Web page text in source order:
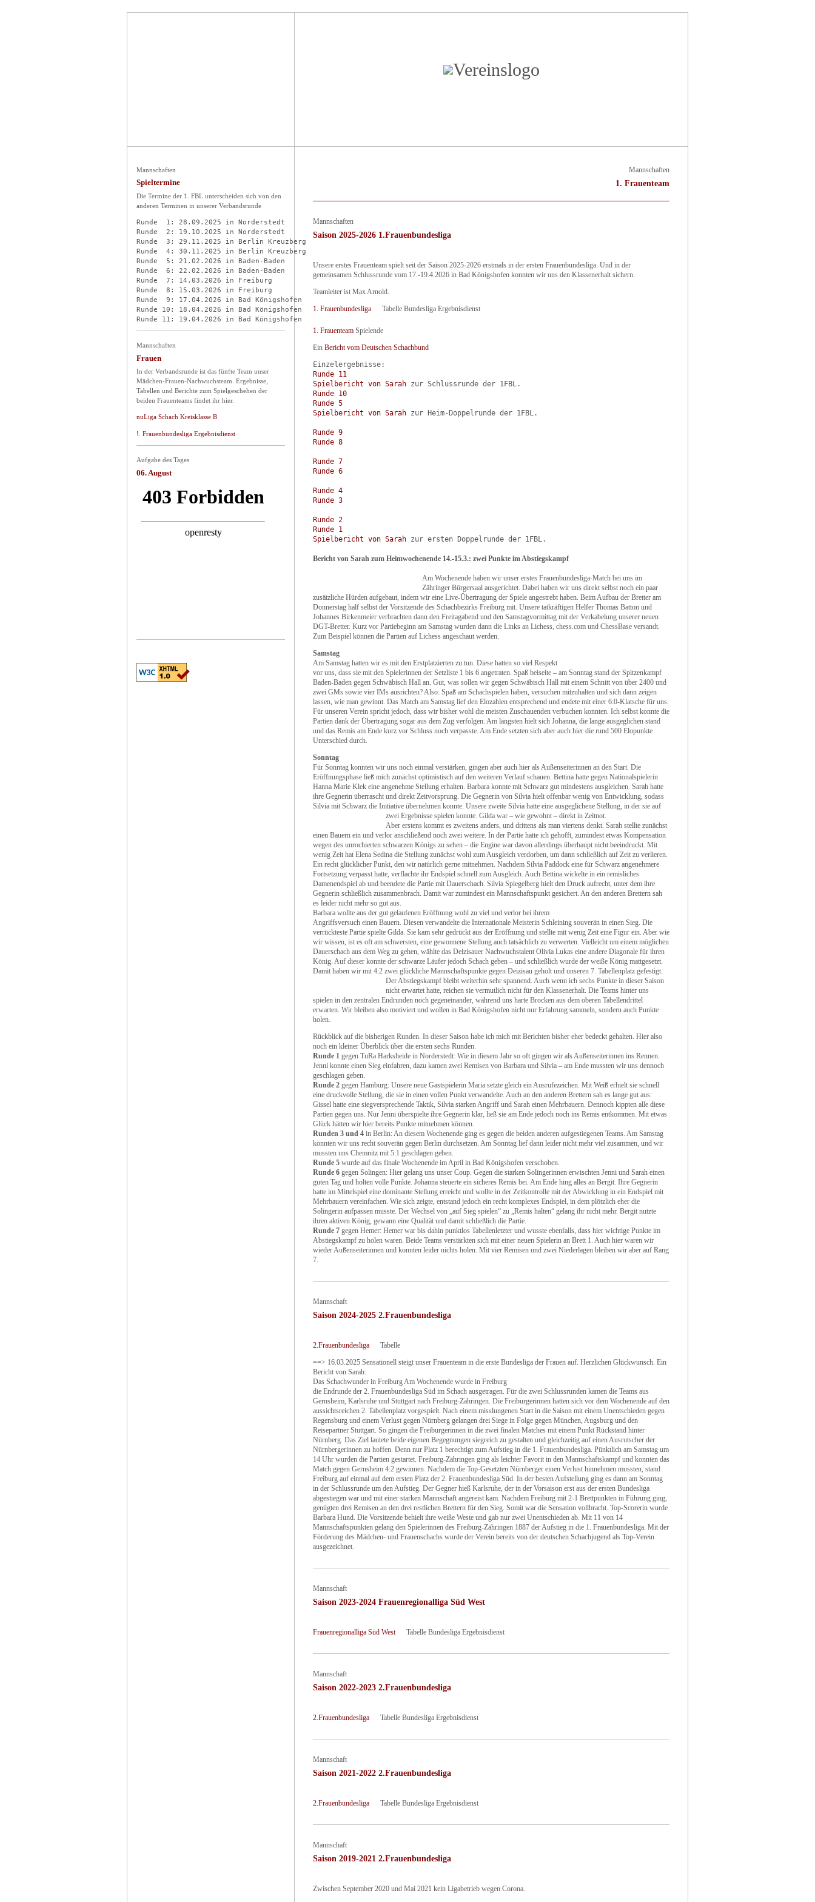
Mannschaften
Spieltermine
Die Termine der 1. FBL unterscheiden sich von den
anderen Terminen in unserer Verbandsrunde
Runde  1: 28.09.2025 in Norderstedt
Runde  2: 19.10.2025 in Norderstedt
Runde  3: 29.11.2025 in Berlin Kreuzberg
Runde  4: 30.11.2025 in Berlin Kreuzberg
Runde  5: 21.02.2026 in Baden-Baden
Runde  6: 22.02.2026 in Baden-Baden
Runde  7: 14.03.2026 in Freiburg
Runde  8: 15.03.2026 in Freiburg
Runde  9: 17.04.2026 in Bad Königshofen
Runde 10: 18.04.2026 in Bad Königshofen
Mannschaften
Frauen
In der Verbandsrunde ist das fünfte Team unser
Mädchen-Frauen-Nachwuchsteam. Ergebnisse,
Tabellen und Berichte zum Spielgeschehen der
beiden Frauenteams findet ihr hier.
nuLiga Schach Kreisklasse B
!. Frauenbundesliga Ergebnisdienst
Aufgabe des Tages
06. August
Mannschaften
1. Frauenteam
Mannschaften
Saison 2025-2026 1.Frauenbundesliga
Unsere erstes Frauenteam spielt seit der Saison 2025-2026 erstmals in der ersten Frauenbundesliga. Und in der
gemeinsamen Schlussrunde vom 17.-19.4.2026 in Bad Königshofen konnten wir uns den Klassenerhalt sichern.
Teamleiter ist Max Arnold.
1. Frauenbundesliga Tabelle Bundesliga Ergebnisdienst
1. Frauenteam Spielende
Ein Bericht vom Deutschen Schachbund
Runde 11
Spielbericht von Sarah
Runde 10
Runde 5
Spielbericht von Sarah
Runde 9
Runde 8
Runde 7
Runde 6
Runde 4
Runde 3
Runde 2
Runde 1
Spielbericht von Sarah
Bericht von Sarah zum Heimwochenende 14.-15.3.: zwei Punkte im Abstiegskampf
Am Wochenende haben wir unser erstes Frauenbundesliga-Match bei uns im
Zähringer Bürgersaal ausgerichtet. Dabei haben wir uns direkt selbst noch ein paar
zusätzliche Hürden aufgebaut, indem wir eine Live-Übertragung der Spiele angestrebt haben. Beim Aufbau der Bretter am
Donnerstag half selbst der Vorsitzende des Schachbezirks Freiburg mit. Unsere tatkräftigen Helfer Thomas Batton und
Johannes Birkenmeier verbrachten dann den Freitagabend und den Samstagvormittag mit der Verkabelung unserer neuen
DGT-Bretter. Kurz vor Partiebeginn am Samstag wurden dann die Links an Lichess, chess.com und ChessBase versandt.
Zum Beispiel können die Partien auf Lichess angeschaut werden.
Samstag
Am Samstag hatten wir es mit den Erstplatzierten zu tun. Diese hatten so viel Respekt
vor uns, dass sie mit den Spielerinnen der Setzliste 1 bis 6 angetraten. Spaß beiseite – am Sonntag stand der Spitzenkampf
Baden-Baden gegen Schwäbisch Hall an. Gut, was sollen wir gegen Schwäbisch Hall mit einem Schnitt von über 2400 und
zwei GMs sowie vier IMs ausrichten? Also: Spaß am Schachspielen haben, versuchen mitzuhalten und sich dann zeigen
lassen, wie man gewinnt. Das Match am Samstag lief den Elozahlen entsprechend und endete mit einer 6:0-Klatsche für uns.
Für unseren Verein spricht jedoch, dass wir bisher wohl die meisten Zuschauenden verbuchen konnten. Ich selbst konnte die
Partien dank der Übertragung sogar aus dem Zug verfolgen. Am längsten hielt sich Johanna, die lange ausgeglichen stand
und das Remis am Ende kurz vor Schluss noch verpasste. Am Ende setzten sich aber auch hier die rund 500 Elopunkte
Unterschied durch.
Sonntag
Für Sonntag konnten wir uns noch einmal verstärken, gingen aber auch hier als Außenseiterinnen an den Start. Die
Eröffnungsphase ließ mich zunächst optimistisch auf den weiteren Verlauf schauen. Bettina hatte gegen Nationalspielerin
Hanna Marie Klek eine angenehme Stellung erhalten. Barbara konnte mit Schwarz gut mindestens ausgleichen. Sarah hatte
ihre Gegnerin überrascht und direkt Zeitvorsprung. Die Gegnerin von Silvia hielt offenbar wenig von Entwicklung, sodass
Silvia mit Schwarz die Initiative übernehmen konnte. Unsere zweite Silvia hatte eine ausgeglichene Stellung, in der sie auf
zwei Ergebnisse spielen konnte. Gilda war – wie gewohnt – direkt in Zeitnot.
Aber erstens kommt es zweitens anders, und drittens als man viertens denkt. Sarah stellte zunächst
einen Bauern ein und verlor anschließend noch zwei weitere. In der Partie hatte ich gehofft, zumindest etwas Kompensation
wegen des unrochierten schwarzen Königs zu sehen – die Engine war davon allerdings überhaupt nicht beeindruckt. Mit
wenig Zeit hat Elena Sedina die Stellung zunächst wohl zum Ausgleich verdorben, um dann schließlich auf Zeit zu verlieren.
Ein recht glücklicher Punkt, den wir natürlich gerne mitnehmen. Nachdem Silvia Paddock eine für Schwarz angenehmere
Fortsetzung verpasst hatte, verflachte ihr Endspiel schnell zum Ausgleich. Auch Bettina wickelte in ein remisliches
Damenendspiel ab und beendete die Partie mit Dauerschach. Silvia Spiegelberg hielt den Druck aufrecht, unter dem ihre
Gegnerin schließlich zusammenbrach. Damit war zumindest ein Mannschaftspunkt gesichert. An den anderen Brettern sah
es leider nicht mehr so gut aus.
Barbara wollte aus der gut gelaufenen Eröffnung wohl zu viel und verlor bei ihrem
Angriffsversuch einen Bauern. Diesen verwandelte die Internationale Meisterin Schleining souverän in einen Sieg. Die
verrückteste Partie spielte Gilda. Sie kam sehr gedrückt aus der Eröffnung und stellte mit wenig Zeit eine Figur ein. Aber wie
wir wissen, ist es oft am schwersten, eine gewonnene Stellung auch tatsächlich zu verwerten. Vielleicht um einem möglichen
Dauerschach aus dem Weg zu gehen, wählte das Deizisauer Nachwuchstalent Olivia Lukas eine andere Diagonale für ihren
König. Auf dieser konnte der schwarze Läufer jedoch Schach geben – und schließlich wurde der weiße König mattgesetzt.
Damit haben wir mit 4:2 zwei glückliche Mannschaftspunkte gegen Deizisau geholt und unseren 7. Tabellenplatz gefestigt.
Der Abstiegskampf bleibt weiterhin sehr spannend. Auch wenn ich sechs Punkte in dieser Saison
nicht erwartet hatte, reichen sie vermutlich nicht für den Klassenerhalt. Die Teams hinter uns
spielen in den zentralen Endrunden noch gegeneinander, während uns harte Brocken aus dem oberen Tabellendrittel
erwarten. Wir bleiben also motiviert und wollen in Bad Königshofen nicht nur Erfahrung sammeln, sondern auch Punkte
holen.
Rückblick auf die bisherigen Runden. In dieser Saison habe ich mich mit Berichten bisher eher bedeckt gehalten. Hier also
noch ein kleiner Überblick über die ersten sechs Runden.
Runde 1 gegen TuRa Harksheide in Norderstedt: Wie in diesem Jahr so oft gingen wir als Außenseiterinnen ins Rennen.
Jenni konnte einen Sieg einfahren, dazu kamen zwei Remisen von Barbara und Silvia – am Ende mussten wir uns dennoch
geschlagen geben.
Runde 2 gegen Hamburg: Unsere neue Gastspielerin Maria setzte gleich ein Ausrufezeichen. Mit Weiß erhielt sie schnell
eine druckvolle Stellung, die sie in einen vollen Punkt verwandelte. Auch an den anderen Brettern sah es lange gut aus:
Gissel hatte eine siegversprechende Taktik, Silvia starken Angriff und Sarah einen Mehrbauern. Dennoch kippten alle diese
Partien gegen uns. Nur Jenni überspielte ihre Gegnerin klar, ließ sie am Ende jedoch noch ins Remis entkommen. Mit etwas
Glück hätten wir hier bereits Punkte mitnehmen können.
Runden 3 und 4 in Berlin: An diesem Wochenende ging es gegen die beiden anderen aufgestiegenen Teams. Am Samstag
konnten wir uns recht souverän gegen Berlin durchsetzen. Am Sonntag lief dann leider nicht mehr viel zusammen, und wir
mussten uns Chemnitz mit 5:1 geschlagen geben.
Runde 5 wurde auf das finale Wochenende im April in Bad Königshofen verschoben.
Runde 6 gegen Solingen: Hier gelang uns unser Coup. Gegen die starken Solingerinnen erwischten Jenni und Sarah einen
guten Tag und holten volle Punkte. Johanna steuerte ein sicheres Remis bei. Am Ende hing alles an Bergit. Ihre Gegnerin
hatte im Mittelspiel eine dominante Stellung erreicht und wollte in der Zeitkontrolle mit der Abwicklung in ein Endspiel mit
Mehrbauern vereinfachen. Wie sich zeigte, entstand jedoch ein recht komplexes Endspiel, in dem plötzlich eher die
Solingerin aufpassen musste. Der Wechsel von „auf Sieg spielen“ zu „Remis halten“ gelang ihr nicht mehr. Bergit nutzte
ihren aktiven König, gewann eine Qualität und damit schließlich die Partie.
Runde 7 gegen Hemer: Hemer war bis dahin punktlos Tabellenletzter und wusste ebenfalls, dass hier wichtige Punkte im
Abstiegskampf zu holen waren. Beide Teams verstärkten sich mit einer neuen Spielerin an Brett 1. Auch hier waren wir
wieder Außenseiterinnen und konnten leider nichts holen. Mit vier Remisen und zwei Niederlagen bleiben wir aber auf Rang
7.
Mannschaft
Saison 2024-2025 2.Frauenbundesliga
2.Frauenbundesliga Tabelle
==> 16.03.2025 Sensationell steigt unser Frauenteam in die erste Bundesliga der Frauen auf. Herzlichen Glückwunsch. Ein
Bericht von Sarah:
Das Schachwunder in Freiburg Am Wochenende wurde in Freiburg
die Endrunde der 2. Frauenbundesliga Süd im Schach ausgetragen. Für die zwei Schlussrunden kamen die Teams aus
Gernsheim, Karlsruhe und Stuttgart nach Freiburg-Zähringen. Die Freiburgerinnen hatten sich vor dem Wochenende auf den
aussichtsreichen 2. Tabellenplatz vorgespielt. Nach einem misslungenen Start in die Saison mit einem Unentschieden gegen
Regensburg und einem Verlust gegen Nürnberg gelangen drei Siege in Folge gegen München, Augsburg und den
Reisepartner Stuttgart. So gingen die Freiburgerinnen in die zwei finalen Matches mit einem Punkt Rückstand hinter
Nürnberg. Das Ziel lautete beide eigenen Begegnungen siegreich zu gestalten und gleichzeitig auf einen Ausrutscher der
Nürnbergerinnen zu hoffen. Denn nur Platz 1 berechtigt zum Aufstieg in die 1. Frauenbundesliga. Pünktlich am Samstag um
14 Uhr wurden die Partien gestartet. Freiburg-Zähringen ging als leichter Favorit in den Mannschaftskampf und konnten das
Match gegen Gernsheim 4:2 gewinnen. Nachdem die Top-Gesetzten Nürnberger einen Verlust hinnehmen mussten, stand
Freiburg auf einmal auf dem ersten Platz der 2. Frauenbundesliga Süd. In der besten Aufstellung ging es dann am Sonntag
in der Schlussrunde um den Aufstieg. Der Gegner hieß Karlsruhe, der in der Vorsaison erst aus der ersten Bundesliga
abgestiegen war und mit einer starken Mannschaft angereist kam. Nachdem Freiburg mit 2-1 Brettpunkten in Führung ging,
genügten drei Remisen an den drei restlichen Brettern für den Sieg. Somit war die Sensation vollbracht. Top-Scorerin wurde
Barbara Hund. Die Vorsitzende behielt ihre weiße Weste und gab nur zwei Unentschieden ab. Mit 11 von 14
Mannschaftspunkten gelang den Spielerinnen des Freiburg-Zähringen 1887 der Aufstieg in die 1. Frauenbundesliga. Mit der
Förderung des Mädchen- und Frauenschachs wurde der Verein bereits von der deutschen Schachjugend als Top-Verein
ausgezeichnet.
Mannschaft
Saison 2023-2024 Frauenregionalliga Süd West
Frauenregionalliga Süd WestTabelle Bundesliga Ergebnisdienst
Mannschaft
Saison 2022-2023 2.Frauenbundesliga
2.Frauenbundesliga Tabelle Bundesliga Ergebnisdienst
Mannschaft
Saison 2021-2022 2.Frauenbundesliga
2.Frauenbundesliga Tabelle Bundesliga Ergebnisdienst
Mannschaft
Saison 2019-2021 2.Frauenbundesliga
Zwischen September 2020 und Mai 2021 kein Ligabetrieb wegen Corona.